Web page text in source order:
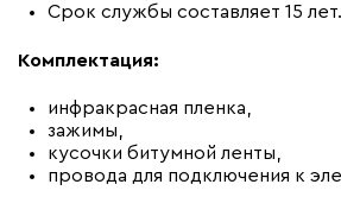
Срок службы составляет 15 лет.
Комплектация:
инфракрасная пленка,
зажимы,
кусочки битумной ленты,
провода для подключения к